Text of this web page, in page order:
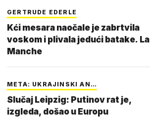
GERTRUDE EDERLE
Kći mesara naočale je zabrtvila
voskom i plivala jedući batake. La
Manche
META: UKRAJINSKI AN…
Slučaj Leipzig: Putinov rat je,
izgleda, došao u Europu